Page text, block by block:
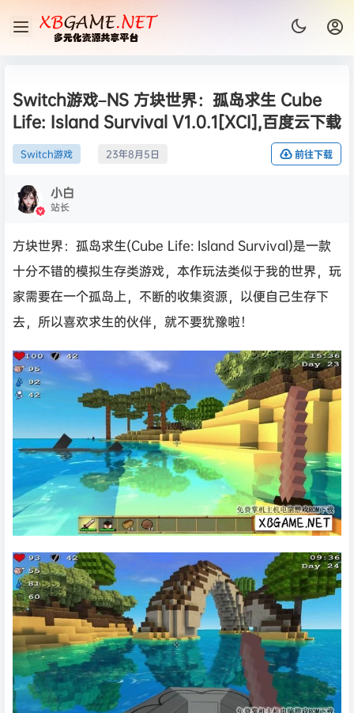
Switch游戏–NS 方块世界：孤岛求生 Cube
Life: Island Survival V1.0.1[XCI],百度云下载
Switch游戏 23年8月5日 前往下载
小白
站长
方块世界：孤岛求生(Cube Life: Island Survival)是一款
十分不错的模拟生存类游戏，本作玩法类似于我的世界，玩
家需要在一个孤岛上，不断的收集资源，以便自己生存下
去，所以喜欢求生的伙伴，就不要犹豫啦！